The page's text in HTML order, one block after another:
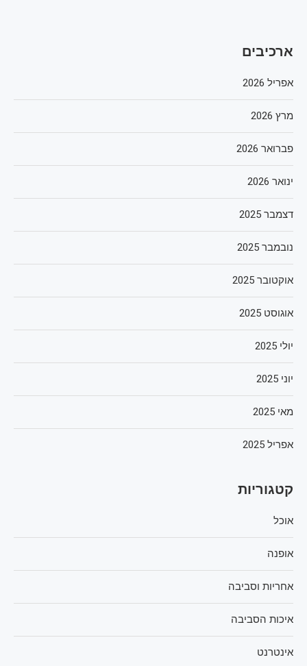
ארכיבים
אפריל 2026
מרץ 2026
פברואר 2026
ינואר 2026
דצמבר 2025
נובמבר 2025
אוקטובר 2025
אוגוסט 2025
יולי 2025
יוני 2025
מאי 2025
אפריל 2025
קטגוריות
אוכל
אופנה
אחריות וסביבה
איכות הסביבה
אינטרנט